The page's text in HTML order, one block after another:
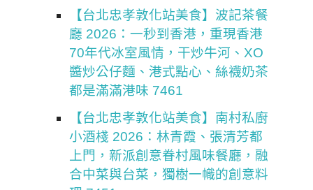
【台北忠孝敦化站美食】波記茶餐
廳 2026：一秒到香港，重現香港
70年代冰室風情，干炒牛河、XO
醬炒公仔麵、港式點心、絲襪奶茶
都是滿滿港味 7461
【台北忠孝敦化站美食】南村私廚
小酒棧 2026：林青霞、張清芳都
上門，新派創意眷村風味餐廳，融
合中菜與台菜，獨樹一幟的創意料